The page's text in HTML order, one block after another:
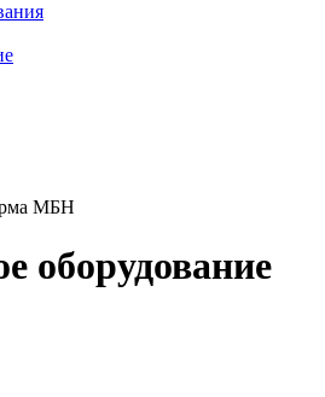
МБН
оборудование